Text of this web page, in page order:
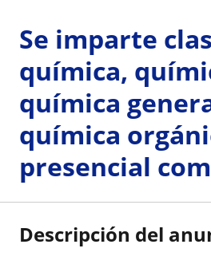
Se imparte
química,
química
química
presencial
Descripción del